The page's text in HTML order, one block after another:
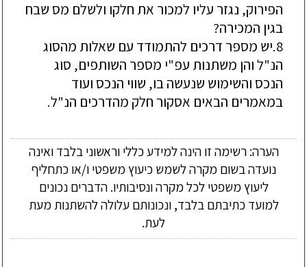
הפירוק, נגזר עליו למכור את חלקו ולשלם מס שבח
בגין המכירה?
8. יש מספר דרכים להתמודד עם שאלות מהסוג
הנ"לוהן משתנות עפ"י מספר השותפים, סוג
הנכס והשימוש שנעשה בו, שווי הנכס ועוד
במאמרים הבאים אסקור חלק מהדרכים הנ"ל.
הערה: רשימה זו הינה למידע כללי וראשוני בלבד ואינה
נועדה בשום מקרה לשמש כיעוץ משפטי ו/או כתחליף
ליעוץ משפטי לכל מקרה ונסיבותיו. הדברים נכונים
למועד כתיבתם בלבד, ונכונותם עלולה להשתנות מעת
לעת.